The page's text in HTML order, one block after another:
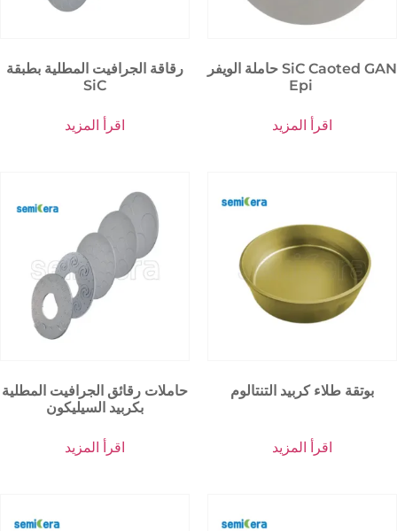
رقاقة الجرافيت المطلية بطبقة
SiC
اقرأ المزيد
حاملة الويفر SiC Caoted GAN
Epi
اقرأ المزيد
حاملات رقائق الجرافيت المطلية
بكربيد السيليكون
اقرأ المزيد
بوتقة طلاء كربيد التنتالوم
اقرأ المزيد